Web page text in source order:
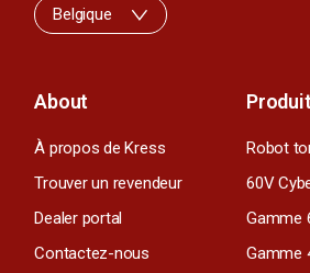
About
À propos de Kress
Trouver un revendeur
Dealer portal
Contactez-nous
Robot
60V
Gamme
Gamme
Belgique